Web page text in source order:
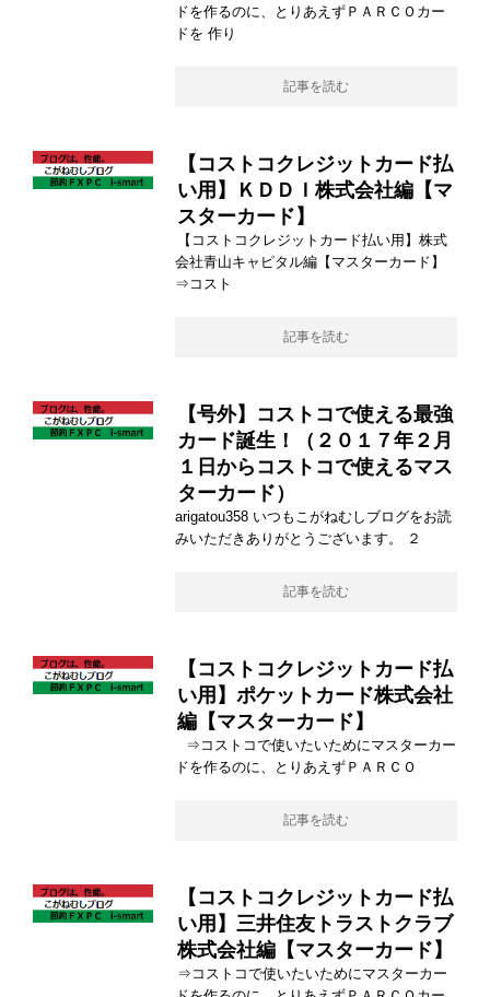
ドを作るのに、とりあえずＰＡＲＣＯカー
ドを 作り
記事を読む
【コストコクレジットカード払
い用】ＫＤＤＩ株式会社編【マ
スターカード】
【コストコクレジットカード払い用】株式
会社青山キャピタル編【マスターカード】
⇒コスト
記事を読む
【号外】コストコで使える最強
カード誕生！（２０１７年２月
１日からコストコで使えるマス
ターカード）
arigatou358 いつもこがねむしブログをお読
みいただきありがとうございます。 ２
記事を読む
【コストコクレジットカード払
い用】ポケットカード株式会社
編【マスターカード】
⇒コストコで使いたいためにマスターカー
ドを作るのに、とりあえずＰＡＲＣＯ
記事を読む
【コストコクレジットカード払
い用】三井住友トラストクラブ
株式会社編【マスターカード】
⇒コストコで使いたいためにマスターカー